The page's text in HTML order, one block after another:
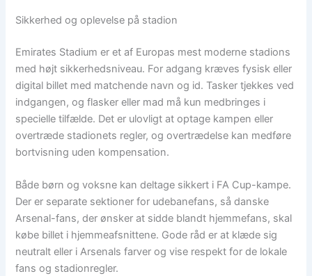
Sikkerhed og oplevelse på stadion
Emirates Stadium er et af Europas mest moderne stadions
med højt sikkerhedsniveau. For adgang kræves fysisk eller
digital billet med matchende navn og id. Tasker tjekkes ved
indgangen, og flasker eller mad må kun medbringes i
specielle tilfælde. Det er ulovligt at optage kampen eller
overtræde stadionets regler, og overtrædelse kan medføre
bortvisning uden kompensation.
Både børn og voksne kan deltage sikkert i FA Cup-kampe.
Der er separate sektioner for udebanefans, så danske
Arsenal-fans, der ønsker at sidde blandt hjemmefans, skal
købe billet i hjemmeafsnittene. Gode råd er at klæde sig
neutralt eller i Arsenals farver og vise respekt for de lokale
fans og stadionregler.